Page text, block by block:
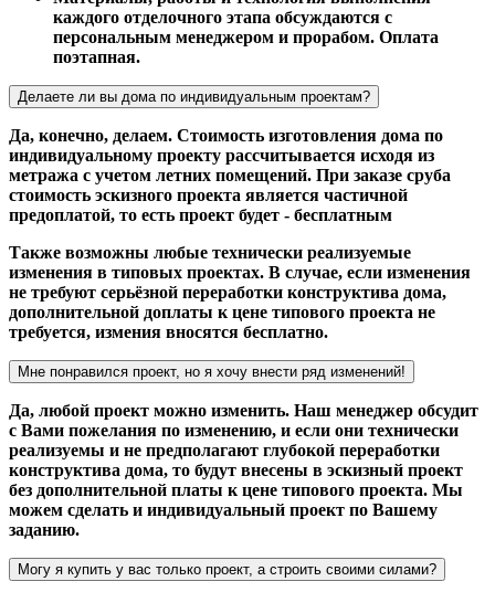
каждого отделочного этапа обсуждаются с
персональным менеджером и прорабом. Оплата
поэтапная.
Делаете ли вы дома по индивидуальным проектам?
Да, конечно, делаем. Стоимость изготовления дома по
индивидуальному проекту рассчитывается исходя из
метража с учетом летних помещений. При заказе сруба
стоимость эскизного проекта является частичной
предоплатой, то есть проект будет - бесплатным
Также возможны любые технически реализуемые
изменения в типовых проектах. В случае, если изменения
не требуют серьёзной переработки конструктива дома,
дополнительной доплаты к цене типового проекта не
требуется, измения вносятся бесплатно.
Мне понравился проект, но я хочу внести ряд изменений!
Да, любой проект можно изменить. Наш менеджер обсудит
с Вами пожелания по изменению, и если они технически
реализуемы и не предполагают глубокой переработки
конструктива дома, то будут внесены в эскизный проект
без дополнительной платы к цене типового проекта. Мы
можем сделать и индивидуальный проект по Вашему
заданию.
Могу я купить у вас только проект, а строить своими силами?